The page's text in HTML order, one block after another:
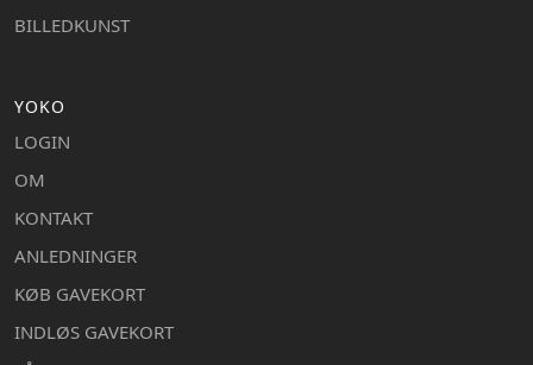
BILLEDKUNST
YOKO
LOGIN
OM
KONTAKT
ANLEDNINGER
KØB GAVEKORT
INDLØS GAVEKORT